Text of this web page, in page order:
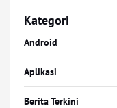
Kategori
Android
Aplikasi
Berita Terkini